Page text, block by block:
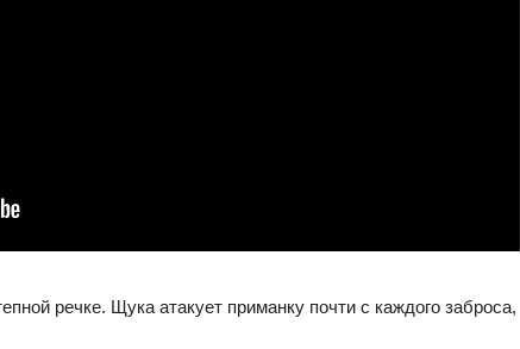
речке. Щука атакует приманку почти с каждого заброса,